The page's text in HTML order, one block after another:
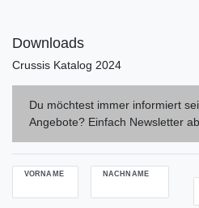
Downloads
Crussis Katalog 2024
Du möchtest immer informiert
Angebote? Einfach Newsletter
VORNAME NACHNAME